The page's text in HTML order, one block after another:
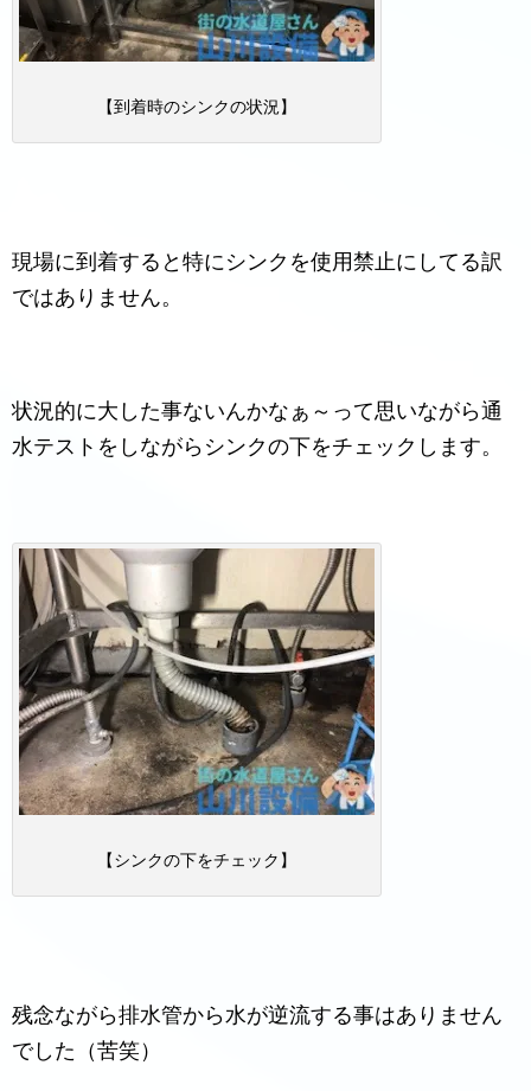
【到着時のシンクの状況】
現場に到着すると特にシンクを使用禁止にしてる訳
ではありません。
状況的に大した事ないんかなぁ～って思いながら通
水テストをしながらシンクの下をチェックします。
【シンクの下をチェック】
残念ながら排水管から水が逆流する事はありません
でした（苦笑）